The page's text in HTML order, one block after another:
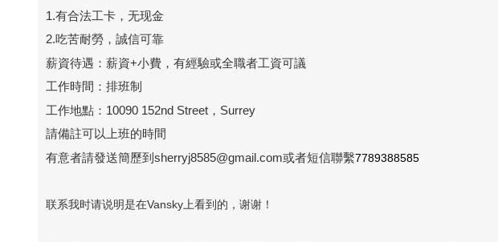
1.有合法工卡，无现金
2.吃苦耐勞，誠信可靠
薪資待遇：薪資+小費，有經驗或全職者工資可議
工作時間：排班制
工作地點：10090 152nd Street，Surrey
請備註可以上班的時間
有意者請發送簡歷到sherryj8585@gmail.com或者短信聯繫7789388585
联系我时请说明是在Vansky上看到的，谢谢！